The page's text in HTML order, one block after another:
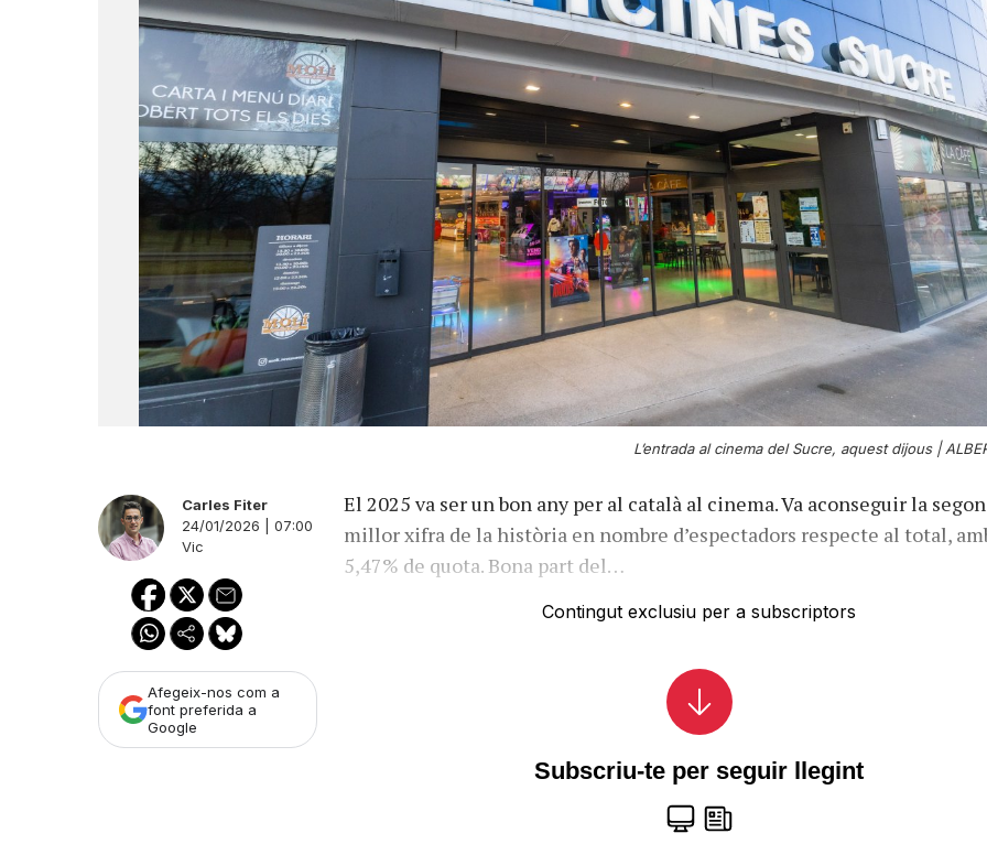
L’entrada al cinema del Sucre, aquest dijous |
Carles Fiter
24/01/2026 | 07:00
Vic
Afegeix-nos com a
font preferida a
Google
El 2025 va ser un bon any per al català al cinema. Va aconseguir la
millor xifra de la història en nombre d’espectadors respecte al total,
5,47% de quota. Bona part del…
Contingut exclusiu per a subscriptors